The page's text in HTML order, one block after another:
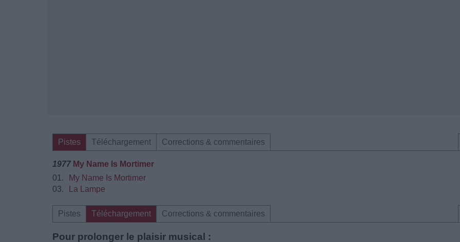
Pistes Téléchargement Corrections & commentaires
1977 My Name Is Mortimer
01.
My Name Is Mortimer
03.
La Lampe
Pistes Téléchargement Corrections & commentaires
Pour prolonger le plaisir musical :